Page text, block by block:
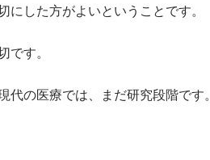
した方がよいということです。
す。
の医療では、まだ研究段階です。